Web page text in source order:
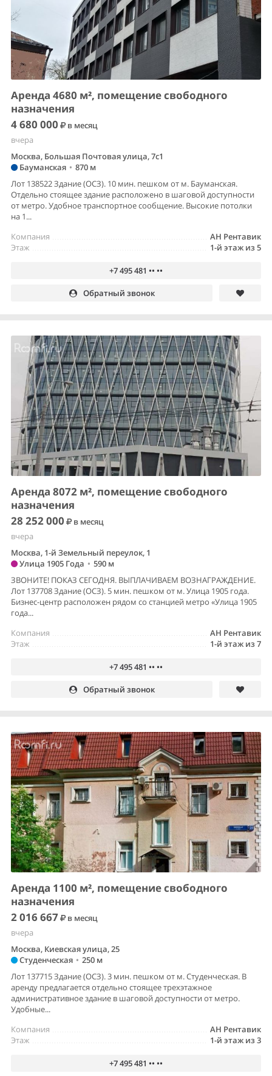
Аренда 4680 м², помещение свободного
назначения
4 680 000
в месяц
вчера
Москва, Большая Почтовая улица, 7с1
Бауманская • 870 м
Лот 138522 Здание (ОСЗ). 10 мин. пешком от м. Бауманская.
Отдельно стоящее здание расположено в шаговой доступности
от метро. Удобное транспортное сообщение. Высокие потолки
на 1...
АН Рентавик
Компания
1-й этаж из 5
Этаж
+7 495 481 •• ••
Обратный звонок
Аренда 8072 м², помещение свободного
назначения
28 252 000
в месяц
вчера
Москва, 1-й Земельный переулок, 1
Улица 1905 Года • 590 м
ЗВОНИТЕ! ПОКАЗ СЕГОДНЯ. ВЫПЛАЧИВАЕМ ВОЗНАГРАЖДЕНИЕ.
Лот 137708 Здание (ОСЗ). 5 мин. пешком от м. Улица 1905 года.
Бизнес-центр расположен рядом со станцией метро «Улица 1905
года...
АН Рентавик
Компания
1-й этаж из 7
Этаж
+7 495 481 •• ••
Обратный звонок
Аренда 1100 м², помещение свободного
назначения
2 016 667
в месяц
вчера
Москва, Киевская улица, 25
Студенческая • 250 м
Лот 137715 Здание (ОСЗ). 3 мин. пешком от м. Студенческая. В
аренду предлагается отдельно стоящее трехэтажное
административное здание в шаговой доступности от метро.
Удобные...
АН Рентавик
Компания
1-й этаж из 3
Этаж
+7 495 481 •• ••